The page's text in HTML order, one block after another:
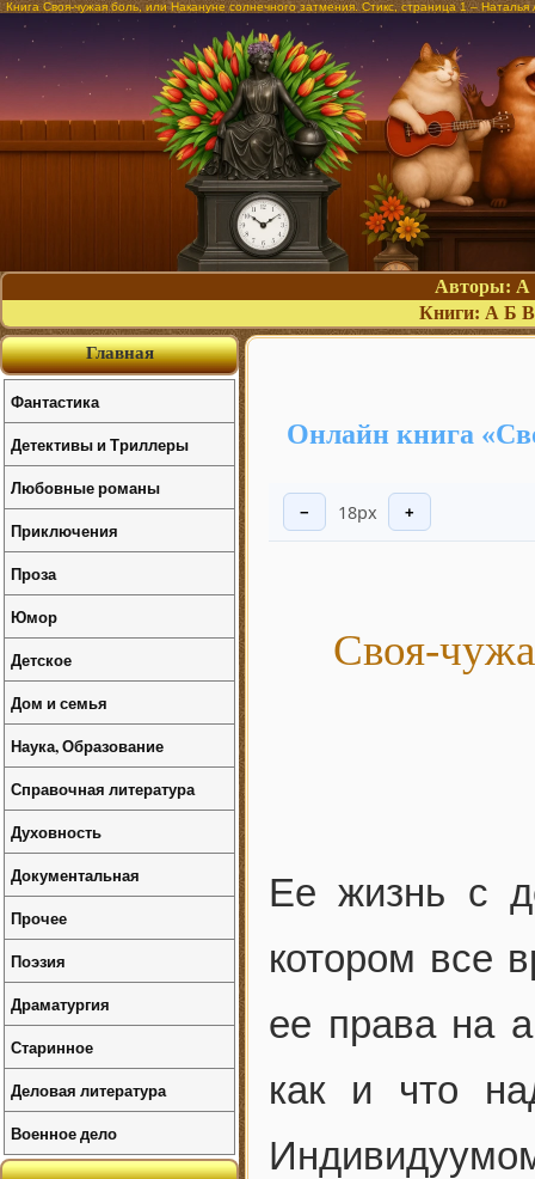
Книга Своя-чужая боль, или Накануне солнечного затмения. Стикс, страница 1 – Наталья
Авторы: А
Книги: А Б В
Онлайн книга
− 18px +
Своя-
Ее жизнь с
котором все
ее права на
как и что
Главная
Фантастика
Детективы и Триллеры
Любовные романы
Приключения
Проза
Юмор
Детское
Дом и семья
Наука, Образование
Справочная литература
Духовность
Документальная
Прочее
Поэзия
Драматургия
Старинное
Деловая литература
Военное дело